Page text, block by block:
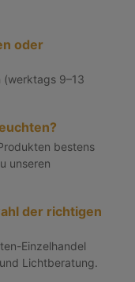
oder
(werktags 9–13
bestens
unseren
der richtigen
Einzelhandel
Lichtberatung.